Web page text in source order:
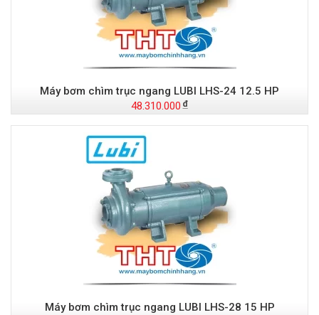
Máy bơm chìm trục ngang LUBI LHS-24 12.5 HP
48.310.000
Máy bơm chìm trục ngang LUBI LHS-28 15 HP